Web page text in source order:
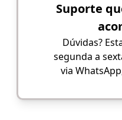
Suporte
Dúvidas?
segunda a
via